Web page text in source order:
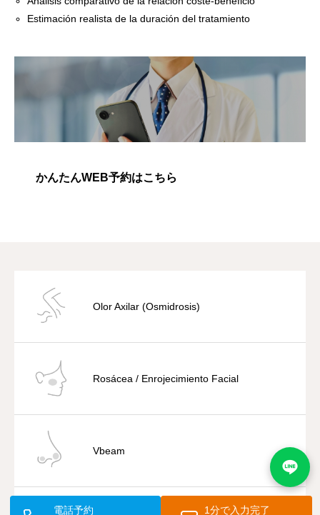
Estimación realista de la duración del tratamiento
かんたんWEB予約はこちら
Olor Axilar (Osmidrosis)
Rosácea / Enrojecimiento Facial
Vbeam
電話予約 1分で入力完了